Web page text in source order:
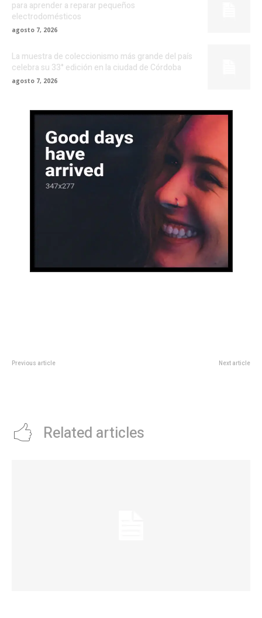
para aprender a reparar pequeños
electrodomésticos
agosto 7, 2026
La muestra de coleccionismo más grande del país
celebra su 33° edición en la ciudad de Córdoba
agosto 7, 2026
Previous article Next article
Related articles